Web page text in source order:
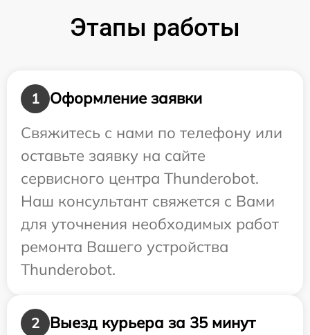
Этапы работы
1
Оформление заявки
Свяжитесь с нами по телефону или
оставьте заявку на сайте
сервисного центра Thunderobot.
Наш консультант свяжется с Вами
для уточнения необходимых работ
ремонта Вашего устройства
Thunderobot.
2
Выезд курьера за 35 минут